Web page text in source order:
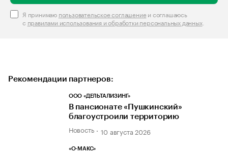
Я принимаю пользовательское соглашениеи соглашаюсь
с правилами использования и обработки персональных данных.
Рекомендации партнеров:
ООО «ДЕЛЬТАЛИЗИНГ»
В пансионате «Пушкинский»
благоустроили территорию
Новость 10 августа 2026
«О-МАКС»